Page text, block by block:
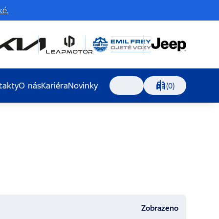
O násKariéraNovinky VyhledáváníPorovnávání, 0
(0)
Zobrazeno